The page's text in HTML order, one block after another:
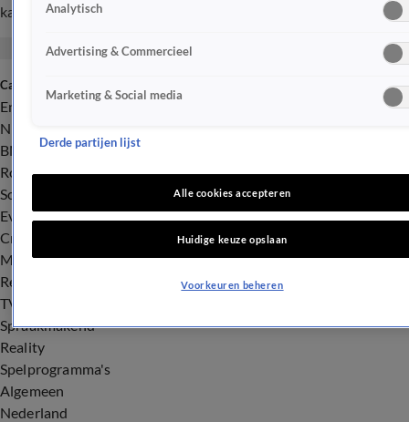
kan Johan!' Maar hoe zit het met de was vouwen?
Categorieën
Entertainment
Nieuws
BN'ers
Royalty
Songfestival
Evenementen
Crime
Misdaad
Rechtszaken
TV
Spraakmakend
Reality
Spelprogramma's
Algemeen
Nederland
Analytisch
Advertising & Commercieel
Marketing & Social media
Derde partijen lijst
Alle cookies accepteren
Huidige keuze opslaan
Voorkeuren beheren